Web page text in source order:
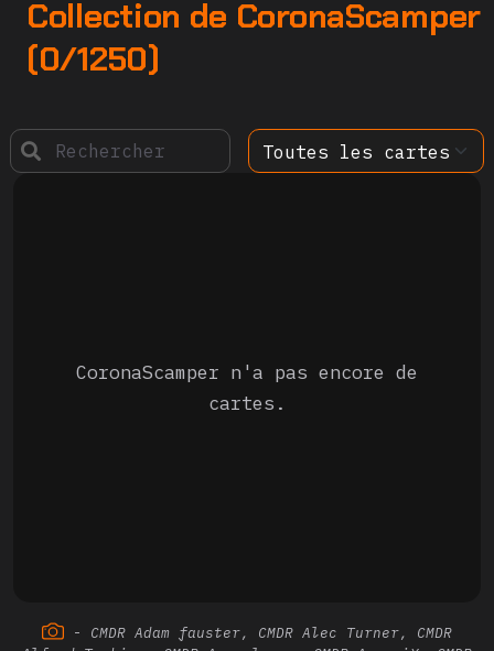
Collection de CoronaScamper
(0/1250)
CoronaScamper n'a pas encore de
cartes.
- CMDR Adam fauster, CMDR Alec Turner, CMDR